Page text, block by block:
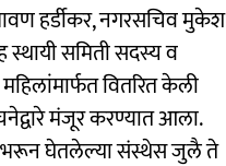
हर्डीकर, नगरसचिव मुकेश
स्थायी समिती सदस्य व
वितरित केली
मंजूर करण्यात आला.
भरून घेतलेल्या संस्थेस जुलै ते